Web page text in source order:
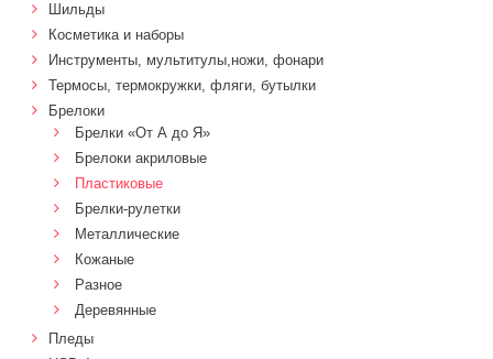
Шильды
Косметика и наборы
Инструменты, мультитулы,ножи, фонари
Термосы, термокружки, фляги, бутылки
Брелоки
Брелки «От А до Я»
Брелоки акриловые
Пластиковые
Брелки-рулетки
Металлические
Кожаные
Разное
Деревянные
Пледы